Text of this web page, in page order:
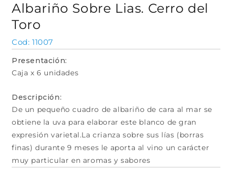
multimedia
1
en
una
modal
Albariño Sobre Lias. Cerro del
Toro
SKU:
11007
Presentación:
Caja x 6 unidades
Descripción:
De un pequeño cuadro de albariño de cara al mar se
obtiene la uva para elaborar este blanco de gran
expresión varietal.La crianza sobre sus lías (borras
finas) durante 9 meses le aporta al vino un carácter
muy particular en aromas y sabores